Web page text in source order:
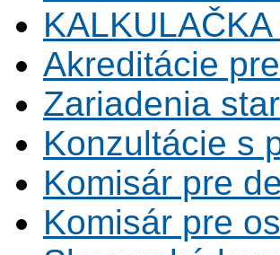
Akreditácie
Zariadenia
Konzultácie s
Komisár pre
Komisár pre